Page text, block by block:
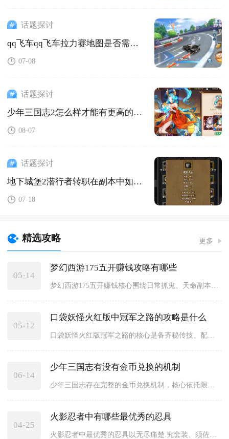
话题探讨
qq飞车qq飞车拉力赛地图是否需要解锁
07-08
话题探讨
少年三国志2怎么样才能有更高的攻击力
08-07
话题探讨
地下城堡2潜行者转职在副本中如何发挥作用
07-18
精选攻略 更多
05-14
梦幻西游175五开赚钱攻略有哪些
05-12
口袋妖怪火红版中冠军之路的攻略是什么
06-14
少年三国志有没有金币兑换的机制
04-25
火影忍者中有哪些最优秀的忍具
火影忍者中最优秀的忍具以无尽痛楚.究套装、须佐之力.究套装、...